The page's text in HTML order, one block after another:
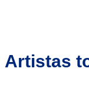
Artistas